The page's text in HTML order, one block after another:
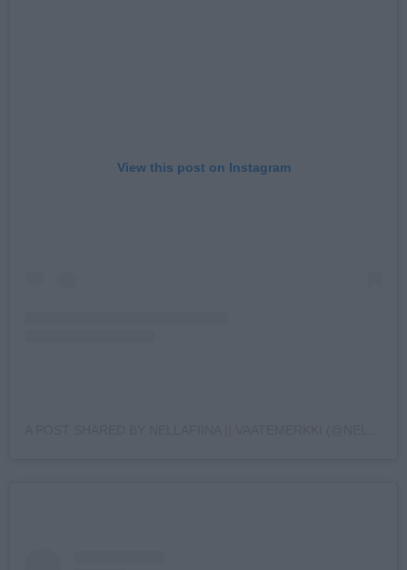
View this post on Instagram